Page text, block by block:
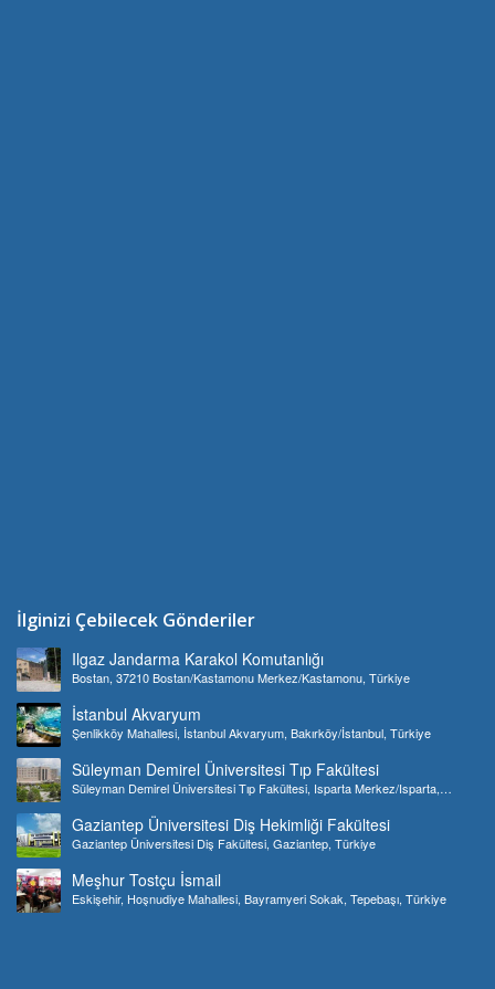
İlginizi Çebilecek Gönderiler
Ilgaz Jandarma Karakol Komutanlığı
Bostan, 37210 Bostan/Kastamonu Merkez/Kastamonu, Türkiye
İstanbul Akvaryum
Şenlikköy Mahallesi, İstanbul Akvaryum, Bakırköy/İstanbul, Türkiye
Süleyman Demirel Üniversitesi Tıp Fakültesi
Süleyman Demirel Üniversitesi Tıp Fakültesi, Isparta Merkez/Isparta,
Gaziantep Üniversitesi Diş Hekimliği Fakültesi
Gaziantep Üniversitesi Diş Fakültesi, Gaziantep, Türkiye
Meşhur Tostçu İsmail
Eskişehir, Hoşnudiye Mahallesi, Bayramyeri Sokak, Tepebaşı, Türkiye